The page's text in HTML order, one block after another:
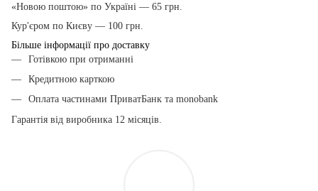
«Новою поштою» по Україні — 65 грн.
Кур'єром по Києву — 100 грн.
Більше інформації про доставку
Готівкою при отриманні
Кредитною карткою
Оплата частинами ПриватБанк та monobank
Гарантія від виробника 12 місяців.